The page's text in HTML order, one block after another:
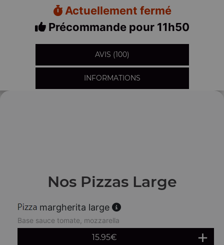
Actuellement fermé
Précommande pour 11h50
AVIS (100)
INFORMATIONS
Nos Pizzas Large
margherita large
Base sauce tomate, mozzarella
15.95€